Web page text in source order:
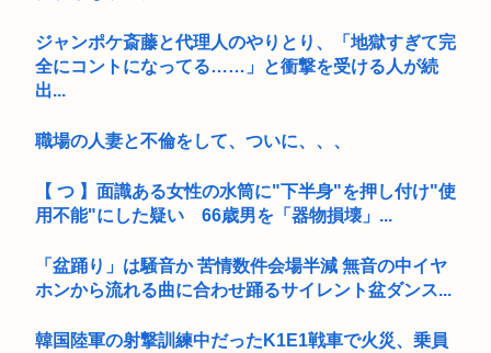
ジャンポケ斎藤と代理人のやりとり、「地獄すぎて完
全にコントになってる……」と衝撃を受ける人が続
出...
職場の人妻と不倫をして、ついに、、、
【 つ 】面識ある女性の水筒に"下半身"を押し付け"使
用不能"にした疑い 66歳男を「器物損壊」...
「盆踊り」は騒音か 苦情数件会場半減 無音の中イヤ
ホンから流れる曲に合わせ踊るサイレント盆ダンス...
韓国陸軍の射撃訓練中だったK1E1戦車で火災、乗員